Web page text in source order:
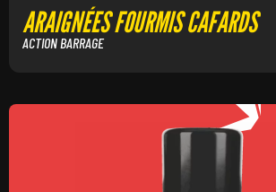
ARAIGNÉES FOURMIS CAFARDS
ACTION BARRAGE